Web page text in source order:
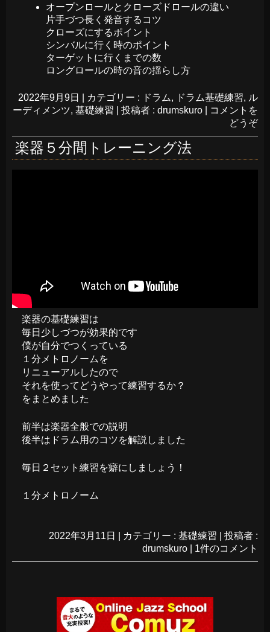
オープンロールとクローズドロールの違い
片手づつ長く発音するコツ
クローズにするポイント
シンバルに行く時のポイント
ターゲットに行くまでの数
ロングロールの時の音の揺らし方
2022年9月9日 カテゴリー : ドラム, ドラム基礎練習, ル
ーディメンツ, 基礎練習 投稿者 : drumskuro
コメントを
どうぞ
楽器５分間トレーニング法
楽器の基礎練習は
毎日少しづつが効果的です
僕が自分でつくっている
１分メトロノームを
リニューアルしたので
それを使ってどうやって練習するか？
をまとめました
前半は楽器全般での説明
後半はドラム用のコツを解説しました
毎日２セット練習を癖にしましょう！
１分メトロノーム
2022年3月11日 カテゴリー : 基礎練習
投稿者 :
drumskuro
1件のコメント